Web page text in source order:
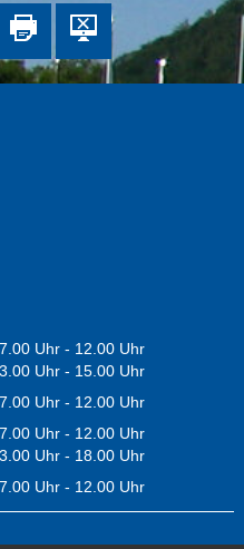
Uhr - 12.00 Uhr
Uhr - 15.00 Uhr
Uhr - 12.00 Uhr
Uhr - 12.00 Uhr
Uhr - 18.00 Uhr
Uhr - 12.00 Uhr